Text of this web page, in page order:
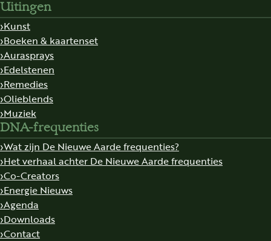
Uitingen
Kunst
Boeken & kaartenset
Aurasprays
Edelstenen
Remedies
Olieblends
Muziek
DNA-frequenties
Wat zijn De Nieuwe Aarde frequenties?
Het verhaal achter De Nieuwe Aarde frequenties
Co-Creators
Energie Nieuws
Agenda
Downloads
Contact